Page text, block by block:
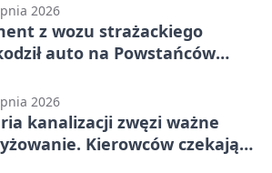
2026
z wozu strażackiego
auto na Powstańców
2026
kanalizacji zwęzi ważne
Kierowców czekają